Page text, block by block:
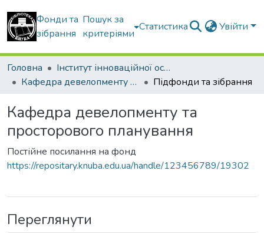
Фонди та
зібрання
Пошук за
критеріями
Статистика Увійти
Головна
Інститут інноваційної освіти Київського національного університету будівництва і архітектури
Кафедра девелопменту та просторового планування
Підфонди та зібрання
Кафедра девелопменту та
просторового планування
Постійне посилання на фонд
https://repositary.knuba.edu.ua/handle/123456789/19302
Переглянути